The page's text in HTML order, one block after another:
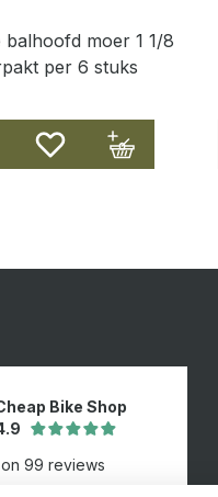
moer 1 1/8
per 6 stuks
Bike Shop
99 reviews